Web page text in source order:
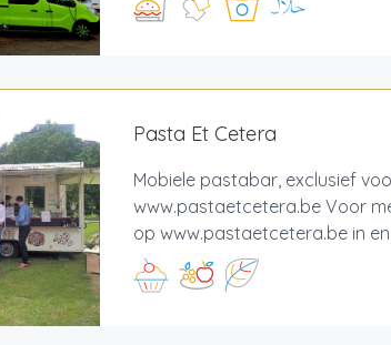
Pasta Et Cetera
Mobiele pastabar, exclusief
www.pastaetcetera.be Voor
op www.pastaetcetera.be in